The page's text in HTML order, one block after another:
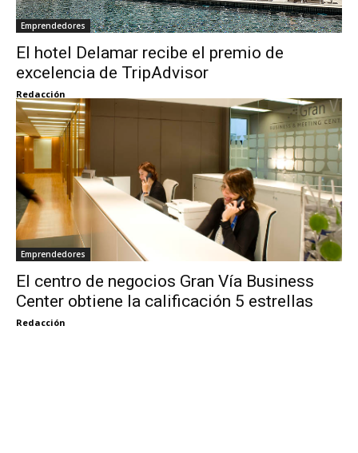
Emprendedores
El hotel Delamar recibe el premio de
excelencia de TripAdvisor
Redacción
Emprendedores
El centro de negocios Gran Vía Business
Center obtiene la calificación 5 estrellas
Redacción